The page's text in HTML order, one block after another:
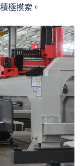
極摸索。